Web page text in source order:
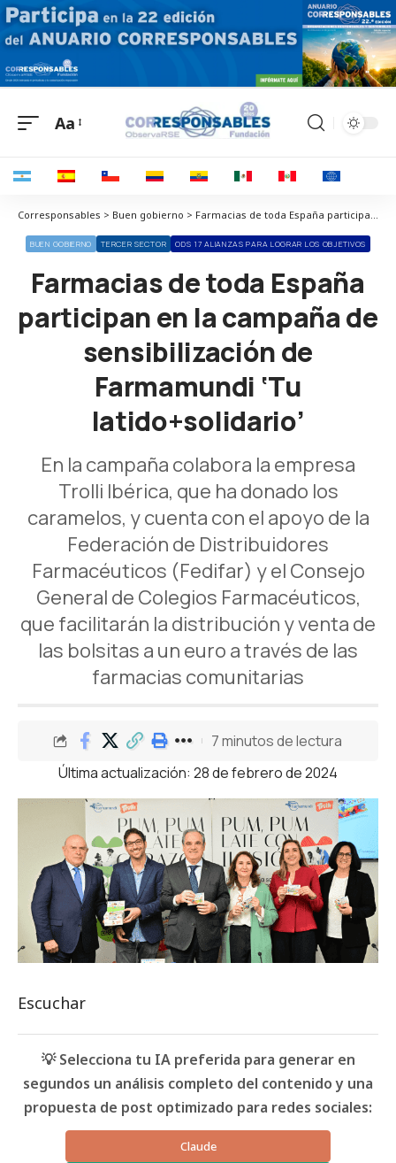
Aa
Corresponsables > Buen gobierno > Farmacias de toda España participan en la campaña de sensibilización de Farmamundi ‘Tu latido+solidario’
BUEN GOBIERNO TERCER SECTOR ODS 17 ALIANZAS PARA LOGRAR LOS OBJETIVOS
Farmacias de toda España
participan en la campaña de
sensibilización de
Farmamundi ‘Tu
latido+solidario’
En la campaña colabora la empresa
Trolli Ibérica, que ha donado los
caramelos, y cuenta con el apoyo de la
Federación de Distribuidores
Farmacéuticos (Fedifar) y el Consejo
General de Colegios Farmacéuticos,
que facilitarán la distribución y venta de
las bolsitas a un euro a través de las
farmacias comunitarias
Última actualización: 28 de febrero de 2024
7 minutos de lectura
Escuchar
💡 Selecciona tu IA preferida para generar en
segundos un análisis completo del contenido y una
propuesta de post optimizado para redes sociales:
Claude